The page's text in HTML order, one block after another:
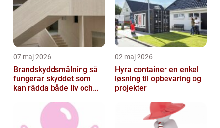
07 maj 2026
Brandskyddsmålning så
fungerar skyddet som
kan rädda både liv och
02 maj 2026
Hyra container en enkel
løsning til opbevaring og
projekter